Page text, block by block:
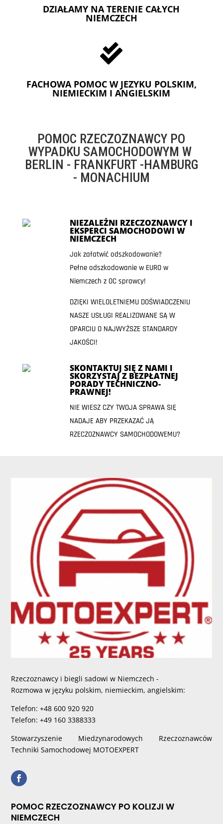
DZIAŁAMY NA TERENIE CAŁYCH
NIEMCZECH

FACHOWA POMOC W JEZYKU POLSKIM,
NIEMIECKIM I ANGIELSKIM
POMOC RZECZOZNAWCY PO
WYPADKU SAMOCHODOWYM W
BERLIN - FRANKFURT -HAMBURG
- MONACHIUM
NIEZALEŻNI RZECZOZNAWCY I
EKSPERCI SAMOCHODOWI W
NIEMCZECH
Jak załatwić odszkodowanie?
Pełne odszkodowanie w EURO w
Niemczech z OC sprawcy!
DZIĘKI WIELOLETNIEMU DOŚWIADCZENIU
NASZE USŁUGI REALIZOWANE SĄ W
OPARCIU O NAJWYŻSZE STANDARDY
JAKOŚCI!
SKONTAKTUJ SIĘ Z NAMI I
SKORZYSTAJ Z BEZPŁATNEJ
PORADY TECHNICZNO-
PRAWNEJ!
NIE WIESZ CZY TWOJA SPRAWA SIĘ
NADAJE ABY PRZEKAZAĆ JĄ
RZECZOZNAWCY SAMOCHODOWEMU?
Rzeczoznawcy i biegli sadowi w Niemczech -
Rozmowa w języku polskim, niemieckim, angielskim:
Telefon: +48 600 920 920
Telefon: +49 160 3388333
Stowarzyszenie Miedzynarodowych Rzeczoznawców
Techniki Samochodowej MOTOEXPERT
POMOC RZECZOZNAWCY PO KOLIZJI W
NIEMCZECH